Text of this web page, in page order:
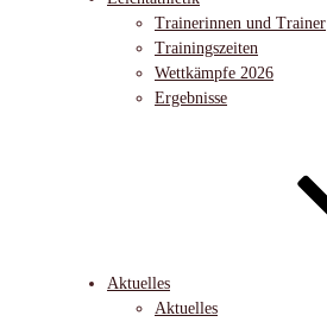
Trainerinnen und Trainer
Trainingszeiten
Wettkämpfe 2026
Ergebnisse
Aktuelles
Aktuelles